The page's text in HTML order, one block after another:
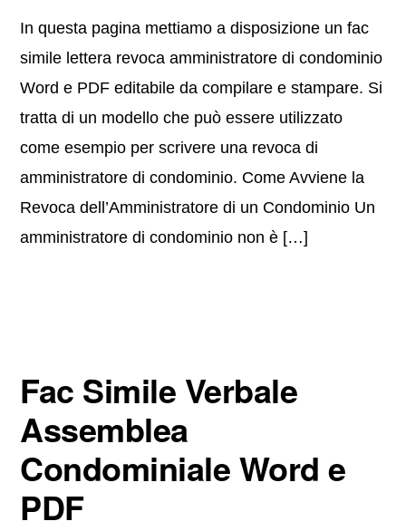
In questa pagina mettiamo a disposizione un fac
simile lettera revoca amministratore di condominio
Word e PDF editabile da compilare e stampare. Si
tratta di un modello che può essere utilizzato
come esempio per scrivere una revoca di
amministratore di condominio. Come Avviene la
Revoca dell’Amministratore di un Condominio Un
amministratore di condominio non è […]
Fac Simile Verbale
Assemblea
Condominiale Word e
PDF